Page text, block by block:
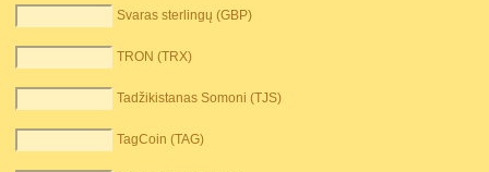
Svaras sterlingų (GBP)
TRON (TRX)
Tadžikistanas Somoni (TJS)
TagCoin (TAG)